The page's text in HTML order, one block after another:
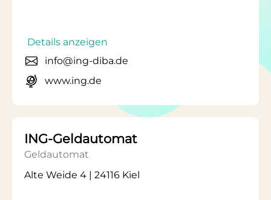
Details anzeigen
info@ing-diba.de
www.ing.de
ING-Geldautomat
Geldautomat
Alte Weide 4 | 24116 Kiel